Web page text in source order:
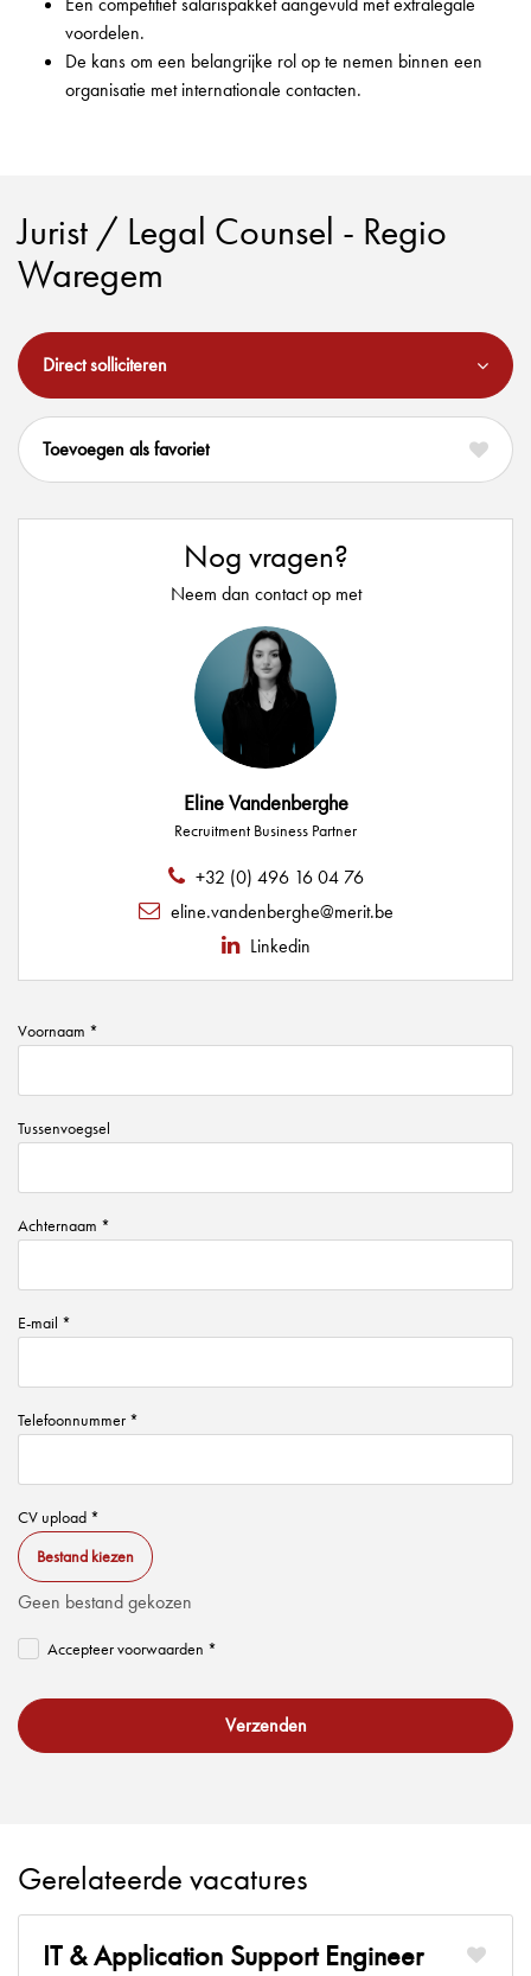
voordelen.
De kans om een belangrijke rol op te nemen binnen een
organisatie met internationale contacten.
Jurist / Legal Counsel - Regio
Waregem
Direct solliciteren
favoriet
Nog vragen?
Neem dan contact op met
Eline Vandenberghe
Recruitment Business Partner
+32 (0) 496 16 04 76
eline.vandenberghe@merit.be
Linkedin
Voornaam *
Tussenvoegsel
Achternaam *
E-mail *
Telefoonnummer *
CV upload *
Bestand kiezen
Geen bestand gekozen
Accepteer voorwaarden *
Verzenden
Gerelateerde vacatures
IT & Application Support Engineer